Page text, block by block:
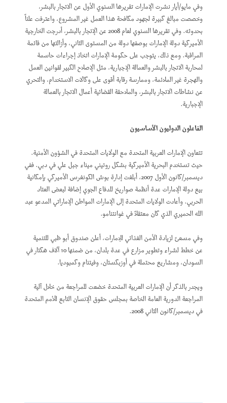
وفي مايو/أيار نشرت الإمارات تقريرها السنوي الأول عن الاتجار بالبشر،
وخصصت مبالغ كبيرة لجهود مكافحة هذا العمل غير المشروع، واعترفت علناً
بحدوثه. وفي تقريرها السنوي لعام 2008 عن الإتجار بالبشر، أدرجت الخارجية
الأميركية دولة الإمارات بوصفها دولة من المستوى الثاني، وأزالتها من قائمة
المراقبة. ومع ذلك، يتوجب على حكومة الإمارات اتخاذ إجراءات حاسمة
لمحاربة الاتجار بالبشر والعمالة الإجبارية، مثل الإصلاح الكبير لقوانين العمل
والهجرة غير الملائمة، وممارسة رقابة أقوى على وكالات الاستخدام، والتحري
عن نشاطات الاتجار بالبشر، والملاحقة القضائية أعمال الاتجار بالعمالة
الإجبارية.
الفاعلون الدوليون الأساسيون
تتعاون الإمارات العربية المتحدة مع الولايات المتحدة في الشؤون الأمنية.
حيث تستخدم البحرية الأميركية بشكل روتيني ميناء جبل علي في دبي. ففي
ديسمبر/كانون الأول 2007، أبلغت إدارة بوش الكونغرس الأميركي بإمكانية
بيع دولة الإمارات عدة أنظمة صواريخ للدفاع الجوي إضافة لبعض العتاد
الحربي. وأعادت الولايات المتحدة إلى الإمارات المواطن الإماراتي المدعو عبد
الله الحميري الذي كان معتقلاً في غوانتنامو.
وفي مسعىً لزيادة الأمن الغذائي للإمارات، أعلن صندوق أبو ظبي للتنمية
عن خطط لشراء وتطوير مزارع في عدة بلدان، من ضمنها 10 آلاف هكتار في
السودان، ومشاريع محتملة في أوزبكستان، وفيتنام وكمبوديا.
ويجدر بالذكر أن الإمارات العربية المتحدة خضعت للمراجعة من خلال آلية
المراجعة الدورية العامة الخاصة بمجلس حقوق الإنسان التابع للأمم المتحدة
في ديسمبر/كانون الثاني 2008.